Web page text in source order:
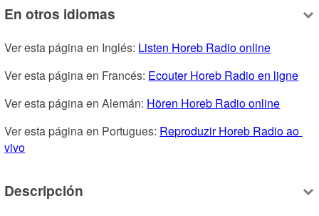
En otros idiomas
Ver esta página en Inglés: Listen Horeb Radio online
Ver esta página en Francés: Ecouter Horeb Radio en ligne
Ver esta página en Alemán: Hören Horeb Radio online
Ver esta página en Portugues: Reproduzir Horeb Radio ao
vivo
Descripción